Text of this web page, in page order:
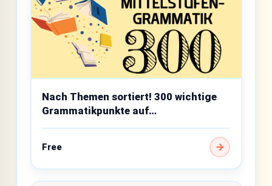
Nach Themen sortiert! 300 wichtige
Grammatikpunkte auf
Free